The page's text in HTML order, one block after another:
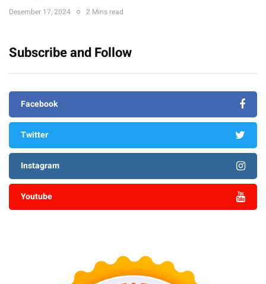
Desember 17, 2024 2 Mins read
Subscribe and Follow
Facebook
Twitter
Instagram
Youtube